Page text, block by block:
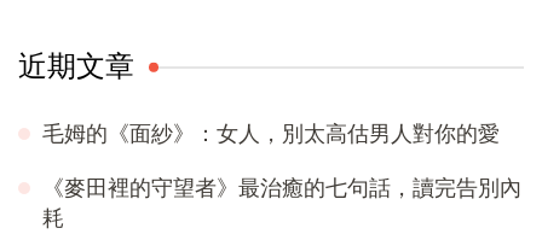
近期文章
毛姆的《面紗》：女人，別太高估男人對你的愛
《麥田裡的守望者》最治癒的七句話，讀完告別內
耗